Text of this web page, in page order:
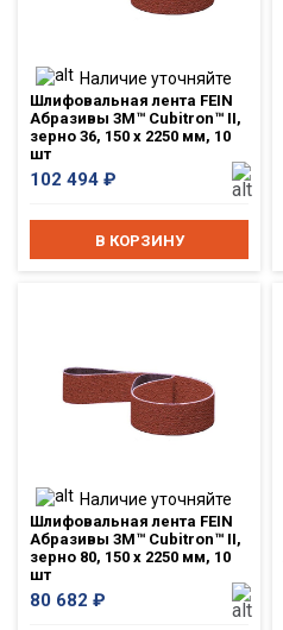
Наличие уточняйте
Шлифовальная лента FEIN
Абразивы 3M™ Cubitron™ II,
зерно 36, 150 x 2250 мм, 10
шт
102 494 ₽
В КОРЗИНУ
Наличие уточняйте
Шлифовальная лента FEIN
Абразивы 3M™ Cubitron™ II,
зерно 80, 150 x 2250 мм, 10
шт
80 682 ₽